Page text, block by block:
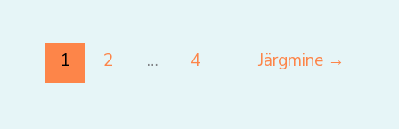
1 2 … 4 Järgmine →